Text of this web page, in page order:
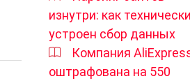
изнутри: как технически
устроен сбор данных
Компания
оштрафована на 550